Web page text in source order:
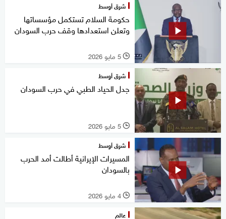
شرق أوسط
حكومة السلام تستكمل مؤسساتها
وتعلن استعدادها وقف حرب السودان
l 5 مايو 2026
شرق أوسط
جدل الحياد الطبي في حرب السودان
l 5 مايو 2026
شرق أوسط
المسيرات الإيرانية أطالت أمد الحرب
بالسودان
l 4 مايو 2026
عالم